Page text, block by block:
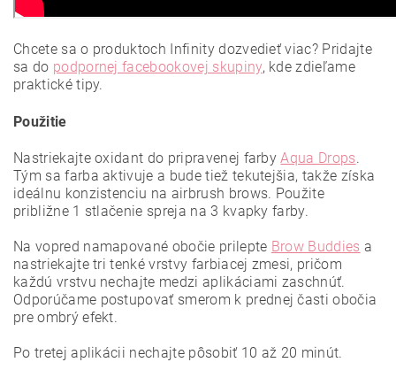
Chcete sa o produktoch Infinity dozvedieť viac? Pridajte
sa do podpornej facebookovej skupiny, kde zdieľame
praktické tipy.
Použitie
Nastriekajte oxidant do pripravenej farbyAqua Drops.
Tým sa farba aktivuje a bude tiež tekutejšia, takže získa
ideálnu konzistenciu na airbrush brows. Použite
približne 1 stlačenie spreja na 3 kvapky farby.
Na vopred namapované obočie prilepte Brow Buddies a
nastriekajte tri tenké vrstvy farbiacej zmesi, pričom
každú vrstvu nechajte medzi aplikáciami zaschnúť.
Odporúčame postupovať smerom k prednej časti obočia
pre ombrý efekt.
Po tretej aplikácii nechajte pôsobiť 10 až 20 minút.